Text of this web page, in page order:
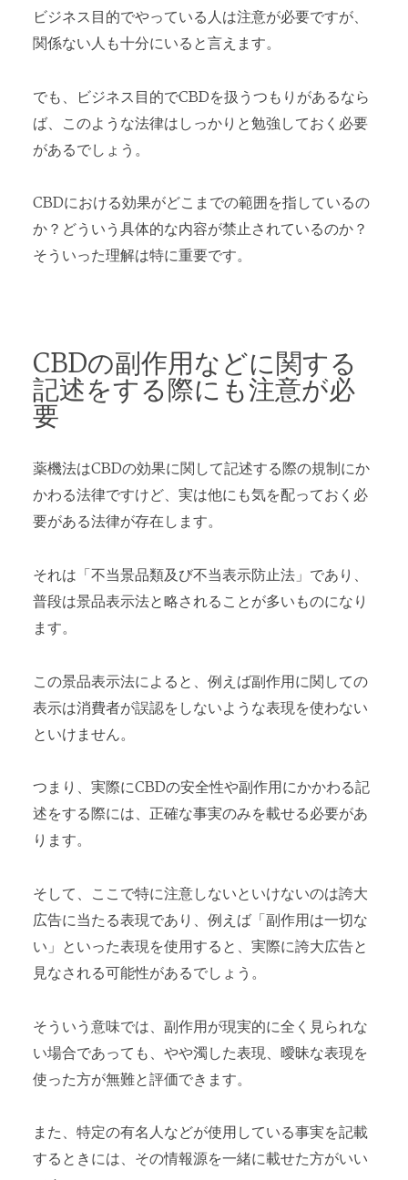
ビジネス目的でやっている人は注意が必要ですが、
関係ない人も十分にいると言えます。
でも、ビジネス目的でCBDを扱うつもりがあるなら
ば、このような法律はしっかりと勉強しておく必要
があるでしょう。
CBDにおける効果がどこまでの範囲を指しているの
か？どういう具体的な内容が禁止されているのか？
そういった理解は特に重要です。
CBDの副作用などに関する
記述をする際にも注意が必
要
薬機法はCBDの効果に関して記述する際の規制にか
かわる法律ですけど、実は他にも気を配っておく必
要がある法律が存在します。
それは「不当景品類及び不当表示防止法」であり、
普段は景品表示法と略されることが多いものになり
ます。
この景品表示法によると、例えば副作用に関しての
表示は消費者が誤認をしないような表現を使わない
といけません。
つまり、実際にCBDの安全性や副作用にかかわる記
述をする際には、正確な事実のみを載せる必要があ
ります。
そして、ここで特に注意しないといけないのは誇大
広告に当たる表現であり、例えば「副作用は一切な
い」といった表現を使用すると、実際に誇大広告と
見なされる可能性があるでしょう。
そういう意味では、副作用が現実的に全く見られな
い場合であっても、やや濁した表現、曖昧な表現を
使った方が無難と評価できます。
また、特定の有名人などが使用している事実を記載
するときには、その情報源を一緒に載せた方がいい